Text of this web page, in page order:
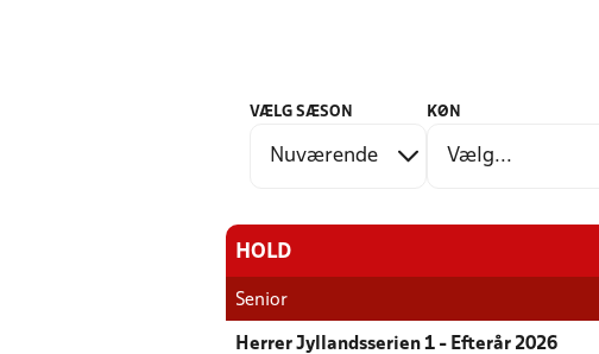
VÆLG SÆSON KØN
HOLD
Senior
Herrer Jyllandsserien 1 - Efterår 2026